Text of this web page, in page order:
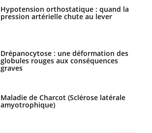
Hypotension orthostatique : quand la
pression artérielle chute au lever
Drépanocytose : une déformation des
globules rouges aux conséquences
graves
Maladie de Charcot (Sclérose latérale
amyotrophique)